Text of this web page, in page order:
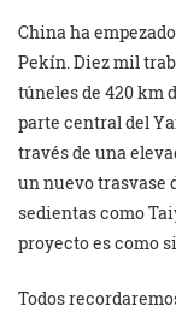
China ha
Pekín. Diez mil
túneles de 420 km
parte central del
través de una
un nuevo trasvase
sedientas como
proyecto es como
Todos